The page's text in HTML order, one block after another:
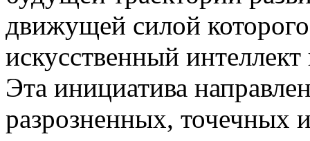
движущей силой
искусственный
Эта инициатива
разрозненных, точечных